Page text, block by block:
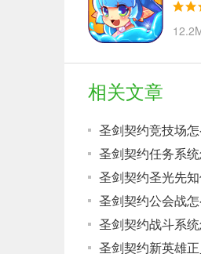
相关文章
圣剑契约竞技场
圣剑契约公会战